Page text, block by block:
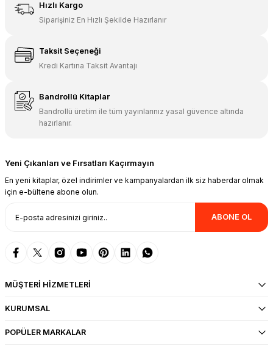
Hızlı Kargo
Siparişiniz En Hızlı Şekilde Hazırlanır
Taksit Seçeneği
Kredi Kartına Taksit Avantajı
Bandrollü Kitaplar
Bandrollü üretim ile tüm yayınlarınız yasal güvence altında
hazırlanır.
Yeni Çıkanları ve Fırsatları Kaçırmayın
En yeni kitaplar, özel indirimler ve kampanyalardan ilk siz haberdar olmak
için e-bültene abone olun.
ABONE OL
MÜŞTERİ HİZMETLERİ
KURUMSAL
POPÜLER MARKALAR